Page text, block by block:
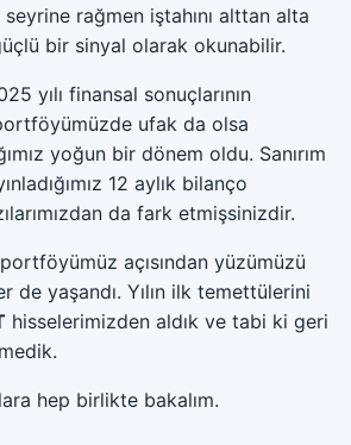
seyrine rağmen iştahını alttan alta
bir sinyal olarak okunabilir.
yılı finansal sonuçlarının
ufak da olsa
yoğun bir dönem oldu. Sanırım
12 aylık bilanço
da fark etmişsinizdir.
açısından yüzümüzü
de yaşandı. Yılın ilk temettülerini
hisselerimizden aldık ve tabi ki geri
hep birlikte bakalım.